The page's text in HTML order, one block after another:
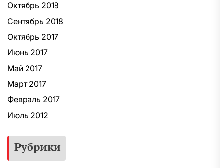
Октябрь 2018
Сентябрь 2018
Октябрь 2017
Июнь 2017
Май 2017
Март 2017
Февраль 2017
Июль 2012
Рубрики